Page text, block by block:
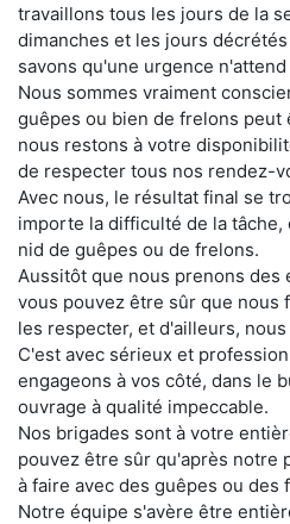
travaillons tous les jours de la
dimanches et les jours
savons qu'une urgence
Nous sommes vraiment
guêpes ou bien de frelons peut
nous restons à votre
de respecter tous nos rendez-
Avec nous, le résultat final se
importe la difficulté de la tâche,
nid de guêpes ou de frelons.
Aussitôt que nous prenons des
vous pouvez être sûr que nous
les respecter, et d'ailleurs,
C'est avec sérieux et
engageons à vos côté, dans le
ouvrage à qualité impeccable.
Nos brigades sont à votre
pouvez être sûr qu'après notre
à faire avec des guêpes ou des
Notre équipe s'avère être